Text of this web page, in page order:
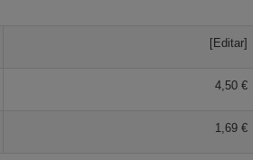
[Editar]
4,50 €
1,69 €